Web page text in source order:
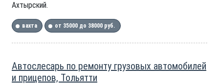
Ахтырский.
вахта от 35000 до 38000 руб.
Автослесарь по ремонту грузовых автомобилей
и прицепов, Тольятти